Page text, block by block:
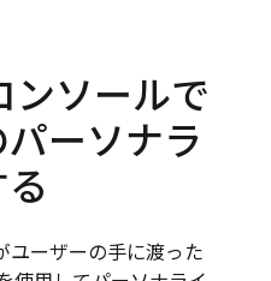
ンソールで
ーソナラ
ユーザーの手に渡った